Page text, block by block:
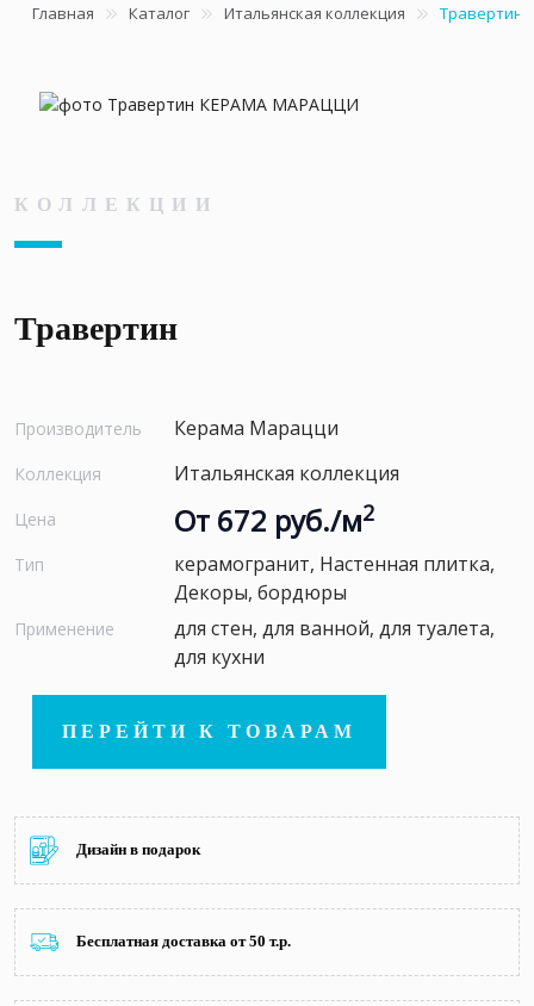
Главная Каталог Итальянская коллекция Травертин
КОЛЛЕКЦИИ
Травертин
Производитель Керама Марацци
Коллекция Итальянская коллекция
Цена От 672 руб./м2
Тип
керамогранит, Настенная плитка,
Декоры, бордюры
Применение
для стен, для ванной, для туалета,
для кухни
ПЕРЕЙТИ К ТОВАРАМ
Дизайн в подарок
Бесплатная доставка от 50 т.р.